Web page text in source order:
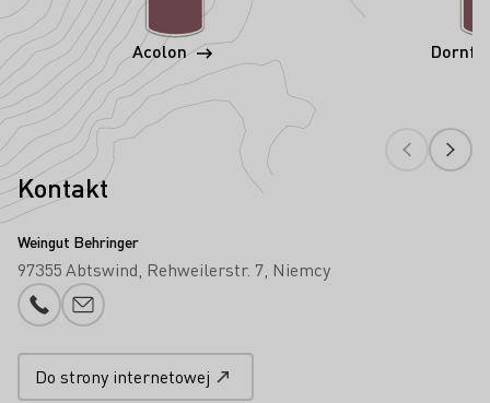
Acolon
Kontakt
Weingut Behringer
97355 Abtswind Rehweilerstr. 7 Niemcy
Numer telefonu
Proszę dodać e-mail
Do strony internetowej